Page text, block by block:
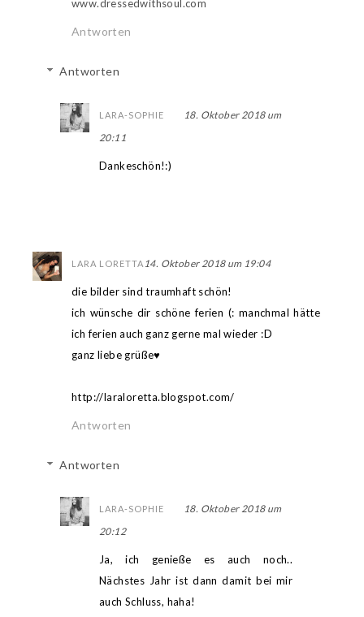
www.dressedwithsoul.com
Antworten
Antworten
LARA-SOPHIE
18. Oktober 2018 um
20:11
Dankeschön!:)
LARA LORETTA14. Oktober 2018 um 19:04
die bilder sind traumhaft schön!
ich wünsche dir schöne ferien (: manchmal hätte
ich ferien auch ganz gerne mal wieder :D
ganz liebe grüße♥
http://laraloretta.blogspot.com/
Antworten
Antworten
LARA-SOPHIE
18. Oktober 2018 um
20:12
Ja, ich genieße es auch noch..
Nächstes Jahr ist dann damit bei mir
auch Schluss, haha!